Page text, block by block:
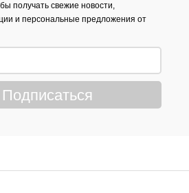
получать свежие новости,
и персональные предложения от
Подписаться